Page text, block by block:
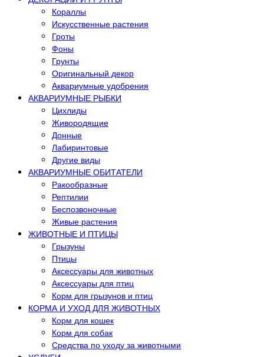
Кораллы
Искусственные растения
Гроты
Фоны
Грунты
Оригинальный декор
Аквариумные удобрения
АКВАРИУМНЫЕ РЫБКИ
Цихлиды
Живородящие
Донные
Лабиринтовые
Другие виды
АКВАРИУМНЫЕ ОБИТАТЕЛИ
Ракообразные
Рептилии
Беспозвоночные
Живые растения
ЖИВОТНЫЕ И ПТИЦЫ
Грызуны
Птицы
Аксессуары для животных
Аксессуары для птиц
Корм для грызунов и птиц
КОРМА И УХОД ДЛЯ ЖИВОТНЫХ
Корм для кошек
Корм для собак
Средства по уходу за животными